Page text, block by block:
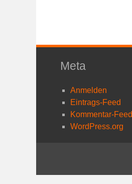
Meta
Anmelden
Eintrags-Feed
Kommentar-Feed
WordPress.org